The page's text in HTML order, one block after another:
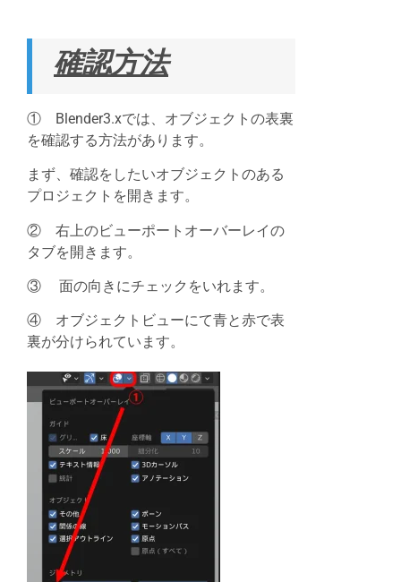
確認方法
① Blender3.xでは、オブジェクトの表裏
を確認する方法があります。
まず、確認をしたいオブジェクトのある
プロジェクトを開きます。
② 右上のビューポートオーバーレイの
タブを開きます。
③ 面の向きにチェックをいれます。
④ オブジェクトビューにて青と赤で表
裏が分けられています。